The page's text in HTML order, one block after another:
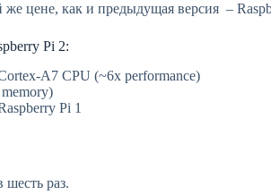
же цене, как и предыдущая версия –
Pi 2:
A7 CPU (~6x performance)
Pi 1
шесть раз.